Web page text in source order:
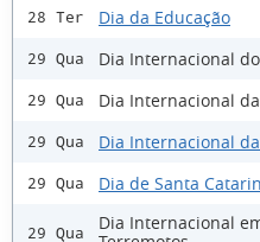
28 Ter Dia da Educação
29 Qua Dia Internacional
29 Qua Dia Internacional
29 Qua Dia Internacional
29 Qua Dia de Santa
29 Qua
Dia Internacional